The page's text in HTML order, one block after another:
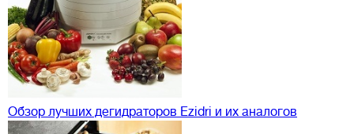
Обзор лучших дегидраторов Ezidri и их аналогов